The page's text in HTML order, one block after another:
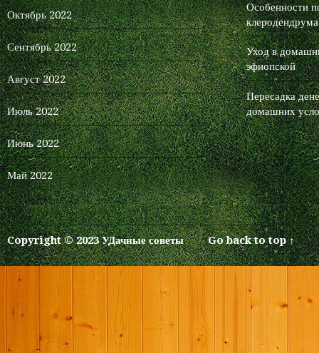
Октябрь 2022
Сентябрь 2022
Август 2022
Июль 2022
Июнь 2022
Май 2022
Особенности
Уход в
эфиопской
Пересадка
домашних
Copyright © 2023 УДачные советы Go back to top ↑